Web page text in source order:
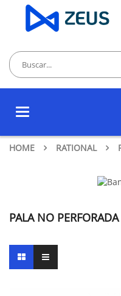
Toggle
HOME RATIONAL
PALA NO PERFORADA